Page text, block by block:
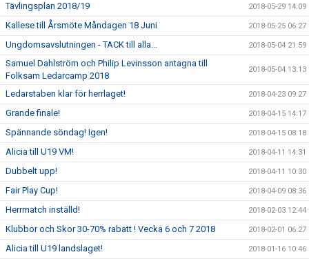
Tävlingsplan 2018/19 2018-05-29 14:09
Kallese till Årsmöte Måndagen 18 Juni 2018-05-25 06:27
Ungdomsavslutningen - TACK till alla... 2018-05-04 21:59
Samuel Dahlström och Philip Levinsson antagna till
Folksam Ledarcamp 2018
2018-05-04 13:13
Ledarstaben klar för herrlaget! 2018-04-23 09:27
Grande finale! 2018-04-15 14:17
Spännande söndag! Igen! 2018-04-15 08:18
Alicia till U19 VM! 2018-04-11 14:31
Dubbelt upp! 2018-04-11 10:30
Fair Play Cup! 2018-04-09 08:36
Herrmatch inställd! 2018-02-03 12:44
Klubbor och Skor 30-70% rabatt ! Vecka 6 och 7 2018 2018-02-01 06:27
Alicia till U19 landslaget! 2018-01-16 10:46